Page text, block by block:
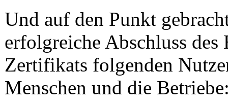
Und auf den Punkt
erfolgreiche Abschluss des
Zertifikats folgenden
Menschen und die